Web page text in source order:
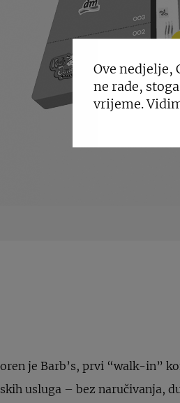
je Barb’s, prvi “walk-in”
usluga – bez naručivanja,
Ove nedjelje,
ne rade,
vrijeme.